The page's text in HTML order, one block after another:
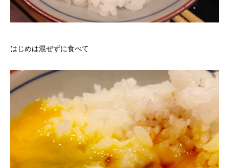
はじめは混ぜずに食べて